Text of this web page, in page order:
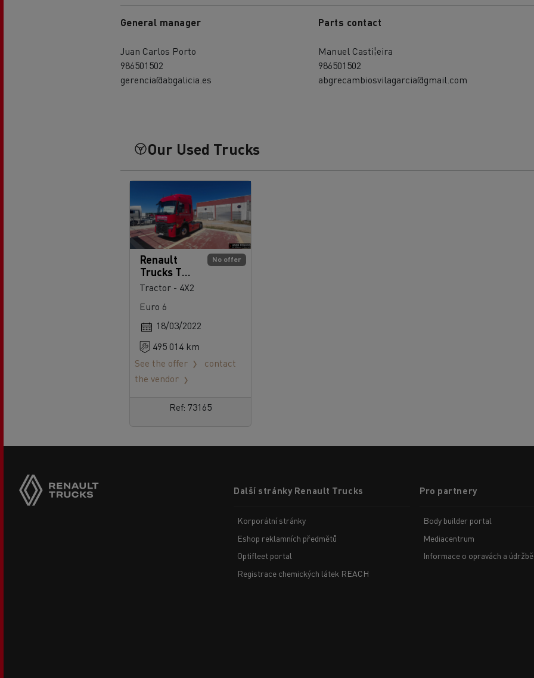
General manager
Juan Carlos Porto
986501502
gerencia@abgalicia.es
Parts contact
Manuel Casti¦eira
986501502
abgrecambiosvilagarcia@gmail.com
Our Used Trucks
No offer
Renault
Trucks T
520
Tractor - 4X2
Euro 6
18/03/2022
495 014 km
See the offer
contact
the vendor
Ref: 73165
menuDalší stránky Renault Trucks
Korporátní stránky
Eshop reklamních předmětů
Optifleet portal
Registrace chemických látek REACH
Pro partnery
Body builder portal
Mediacentrum
Informace o opravách a údržbě